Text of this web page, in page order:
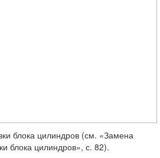
блока цилин­дров (см. «Замена
блока цилиндров», с. 82).